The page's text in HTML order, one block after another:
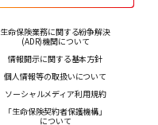
生命保険業務に関する紛争解決
(ADR)機関について
情報開示に関する基本方針
個人情報等の取扱いについて
ソーシャルメディア利用規約
「生命保険契約者保護機構」
について